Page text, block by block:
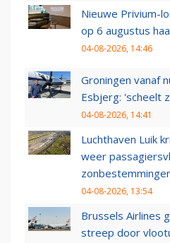
Nieuwe Privium-
op 6 augustus
04-08-2026, 14:46
Groningen vanaf
Esbjerg: 'scheelt
04-08-2026, 14:41
Luchthaven Luik
weer
04-08-2026, 13:54
Brussels Airlines
streep door